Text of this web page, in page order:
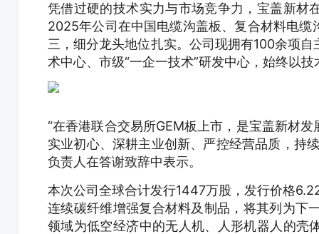
凭借过硬的技术实力与市场竞争力，宝盖新材
2025年公司在中国电缆沟盖板、复合材料电
三，细分龙头地位扎实。公司现拥有100余项
术中心、市级“一企一技术”研发中心，始终以
“在香港联合交易所GEM板上市，是宝盖新材
实业初心、深耕主业创新、严控经营品质，持
负责人在答谢致辞中表示。
本次公司全球合计发行1447万股，发行价格
连续碳纤维增强复合材料及制品，将其列为下
领域为低空经济中的无人机、人形机器人的壳